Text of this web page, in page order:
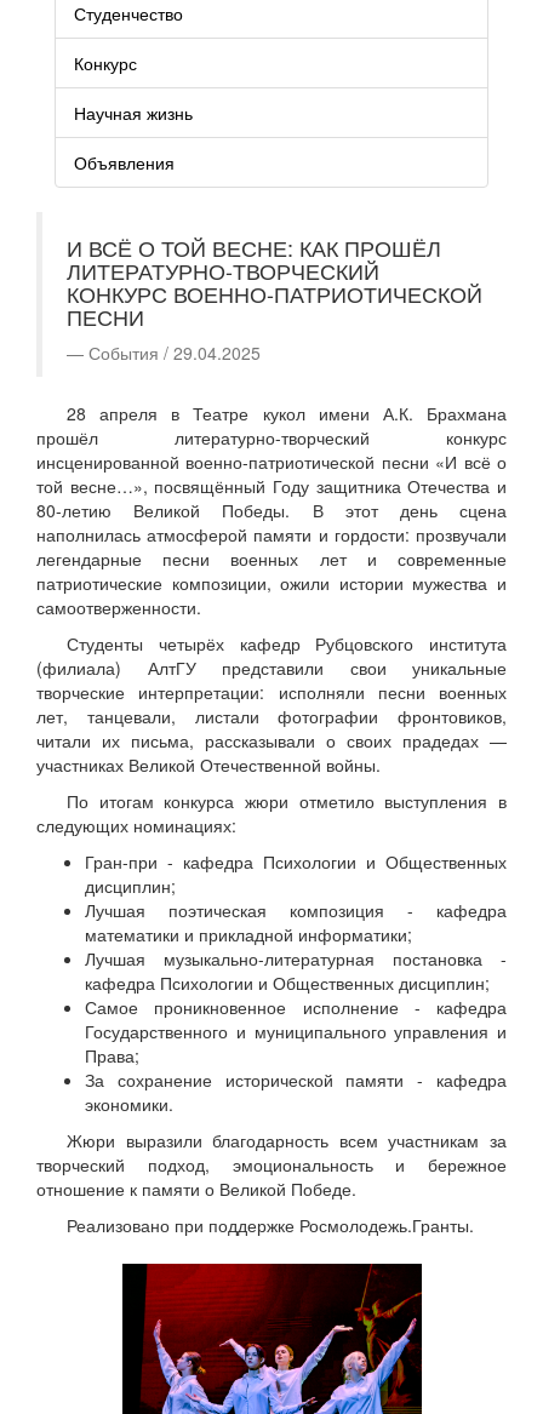
Студенчество
Конкурс
Научная жизнь
Объявления
И ВСЁ О ТОЙ ВЕСНЕ: КАК ПРОШЁЛ
ЛИТЕРАТУРНО-ТВОРЧЕСКИЙ
КОНКУРС ВОЕННО-ПАТРИОТИЧЕСКОЙ
ПЕСНИ
События / 29.04.2025
28 апреля в Театре кукол имени А.К. Брахмана
прошёл литературно-творческий конкурс
инсценированной военно-патриотической песни «И всё о
той весне…», посвящённый Году защитника Отечества и
80-летию Великой Победы. В этот день сцена
наполнилась атмосферой памяти и гордости: прозвучали
легендарные песни военных лет и современные
патриотические композиции, ожили истории мужества и
самоотверженности.
Студенты четырёх кафедр Рубцовского института
(филиала) АлтГУ представили свои уникальные
творческие интерпретации: исполняли песни военных
лет, танцевали, листали фотографии фронтовиков,
читали их письма, рассказывали о своих прадедах —
участниках Великой Отечественной войны.
По итогам конкурса жюри отметило выступления в
следующих номинациях:
Гран-при - кафедра Психологии и Общественных
дисциплин;
Лучшая поэтическая композиция - кафедра
математики и прикладной информатики;
Лучшая музыкально-литературная постановка -
кафедра Психологии и Общественных дисциплин;
Самое проникновенное исполнение - кафедра
Государственного и муниципального управления и
Права;
За сохранение исторической памяти - кафедра
экономики.
Жюри выразили благодарность всем участникам за
творческий подход, эмоциональность и бережное
отношение к памяти о Великой Победе.
Реализовано при поддержке Росмолодежь.Гранты.